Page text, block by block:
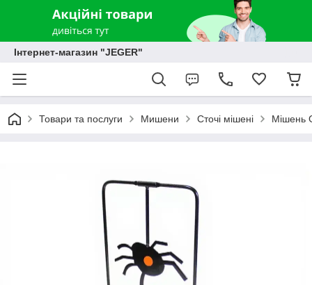
Інтернет-магазин "JEGER"
Товари та послуги Мишени Сточі мішені Мішень